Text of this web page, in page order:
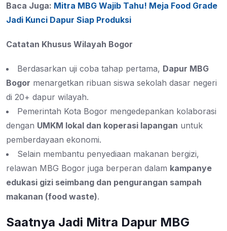
Baca Juga: Mitra MBG Wajib Tahu! Meja Food Grade
Jadi Kunci Dapur Siap Produksi
Catatan Khusus Wilayah Bogor
Berdasarkan uji coba tahap pertama, Dapur MBG
Bogor menargetkan ribuan siswa sekolah dasar negeri
di 20+ dapur wilayah.
Pemerintah Kota Bogor mengedepankan kolaborasi
dengan UMKM lokal dan koperasi lapangan untuk
pemberdayaan ekonomi.
Selain membantu penyediaan makanan bergizi,
relawan MBG Bogor juga berperan dalam kampanye
edukasi gizi seimbang dan pengurangan sampah
makanan (food waste).
Saatnya Jadi Mitra Dapur MBG